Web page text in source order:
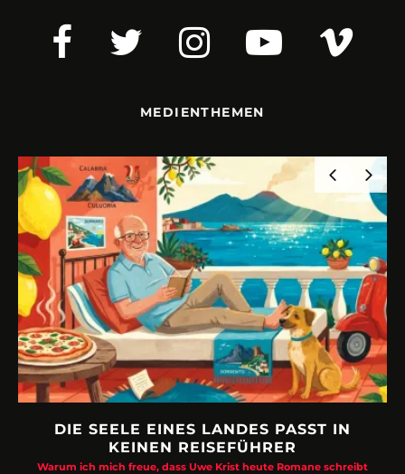
MEDIENTHEMEN
DIE SEELE EINES LANDES PASST IN
KEINEN REISEFÜHRER
Warum ich mich freue, dass Uwe Krist heute Romane schreibt